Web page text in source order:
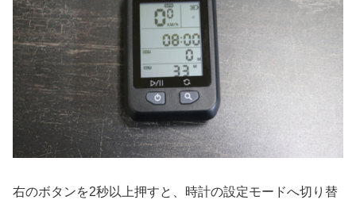
右のボタンを2秒以上押すと、時計の設定モードへ切り替